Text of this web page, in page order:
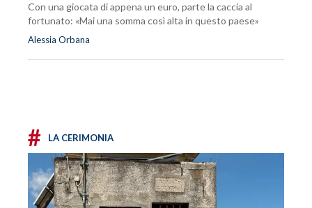
Con una giocata di appena un euro, parte la caccia al
fortunato: «Mai una somma così alta in questo paese»
Alessia Orbana
# LA CERIMONIA